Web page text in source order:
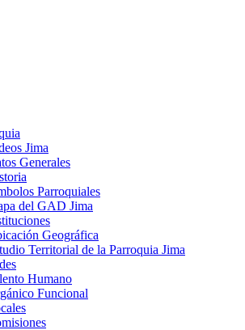
Jima
Generales
Parroquiales
del GAD Jima
Geográfica
Territorial de la Parroquia Jima
Humano
Funcional